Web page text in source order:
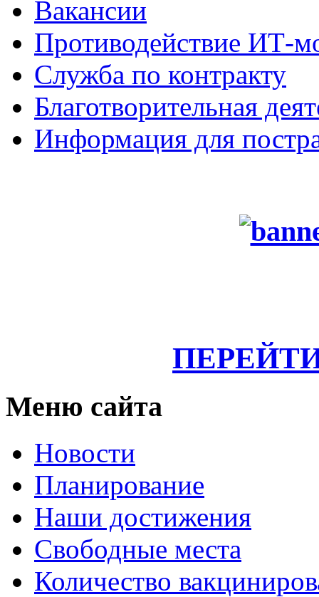
Вакансии
Противодействие ИТ-
Служба по контракту
Благотворительная
Информация для
Меню сайта
Новости
Планирование
Наши достижения
Свободные места
Количество